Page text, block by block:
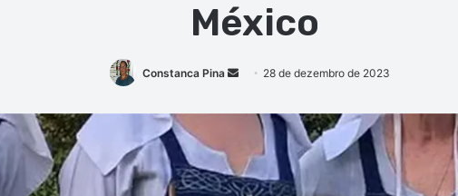
México
Constanca Pina
Mande
e-
28 de dezembro de 2023